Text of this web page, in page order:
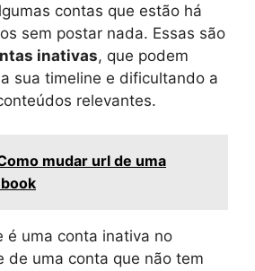
contas que estão há
sem postar nada. Essas são
inativas, que podem
sua timeline e dificultando a
relevantes.
mudar url de uma
é uma conta inativa no
de uma conta que não tem